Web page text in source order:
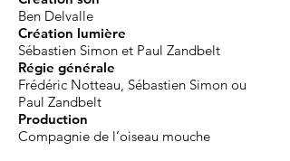
Ben Delvalle
Création lumière
Sébastien Simon et Paul Zandbelt
Régie générale
Frédéric Notteau, Sébastien Simon ou
Paul Zandbelt
Production
Compagnie de l’oiseau mouche